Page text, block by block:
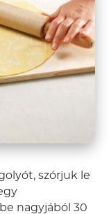
szórjuk le
nagyjából 30